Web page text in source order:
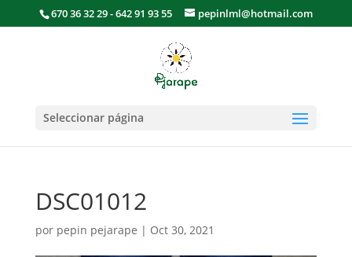
670 36 32 29 - 642 91 93 55 pepinlml@hotmail.com
Seleccionar página
DSC01012
por pepin pejarape | Oct 30, 2021